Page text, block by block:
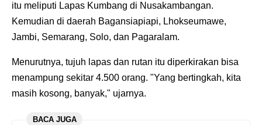
itu meliputi Lapas Kumbang di Nusakambangan.
Kemudian di daerah Bagansiapiapi, Lhokseumawe,
Jambi, Semarang, Solo, dan Pagaralam.
Menurutnya, tujuh lapas dan rutan itu diperkirakan bisa
menampung sekitar 4.500 orang. "Yang bertingkah, kita
masih kosong, banyak," ujarnya.
BACA JUGA